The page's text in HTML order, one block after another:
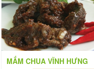
MẮM CHUA VĨNH HƯNG